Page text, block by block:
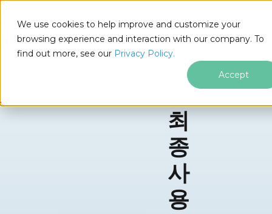
We use cookies to help improve and customize your
browsing experience and interaction with our company. To
find out more, see our Privacy Policy.
Accept
최
종
사
용